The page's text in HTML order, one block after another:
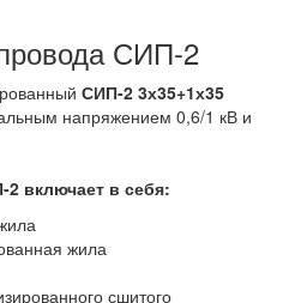
СИП-2
СИП-2 3х35+1х35
напряжением 0,6/1 кВ и
2 включает в себя:
жила
сшитого